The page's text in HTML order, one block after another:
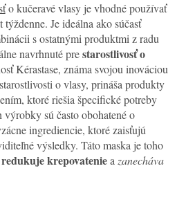
o kučeravé vlasy je vhodné používať
Je ideálna ako súčasť
s ostatnými produktmi z radu
navrhnuté prestarostlivosť o
Kérastase, známa svojou inováciou
o vlasy, prináša produkty
ktoré riešia špecifické potreby
sú často obohatené o
ingrediencie, ktoré zaisťujú
výsledky. Táto maska je toho
redukuje krepovateniea zanecháva